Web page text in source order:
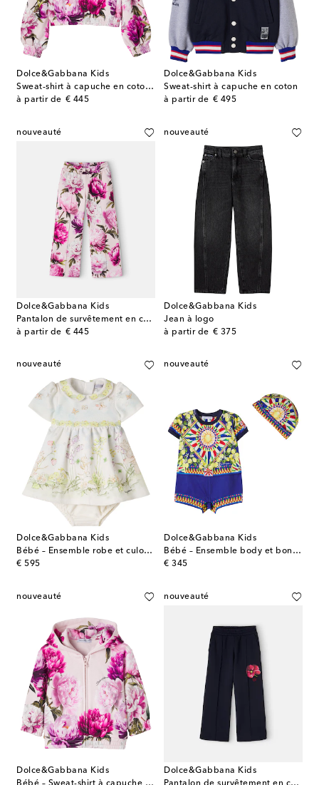
Dolce&Gabbana Kids
Sweat-shirt à capuche en coton à fleurs
à partir de € 445
original price
Dolce&Gabbana Kids
Sweat-shirt à capuche en coton
à partir de € 495
original price
nouveauté
Dolce&Gabbana Kids
Pantalon de survêtement en coton
à partir de € 445
original price
nouveauté
Dolce&Gabbana Kids
Jean à logo
à partir de € 375
original price
nouveauté
Dolce&Gabbana Kids
Bébé – Ensemble robe et culotte bloomer en coton
€ 595
original price
nouveauté
Dolce&Gabbana Kids
Bébé – Ensemble body et bonnet Carretto en coton
€ 345
original price
nouveauté
Dolce&Gabbana Kids
nouveauté
Dolce&Gabbana Kids